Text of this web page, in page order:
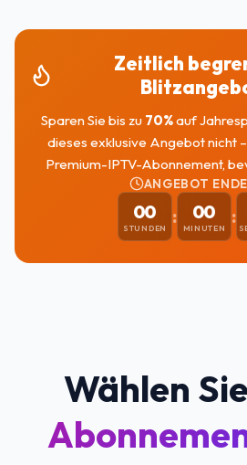
Zeitlich
Sparen Sie bis zu 70%auf
dieses exklusive Angebot nicht
Premium-IPTV-Abonnement,
ANGEBOT
00
STUNDEN
: 00
MINUTEN
:
Wählen